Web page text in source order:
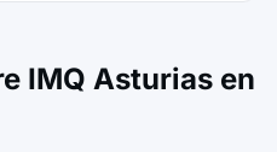
IMQ Asturias en